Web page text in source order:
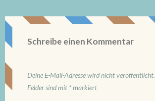
Schreibe einen Kommentar
Deine E-Mail-Adresse wird nicht veröffentlicht.
Felder sind mit *markiert